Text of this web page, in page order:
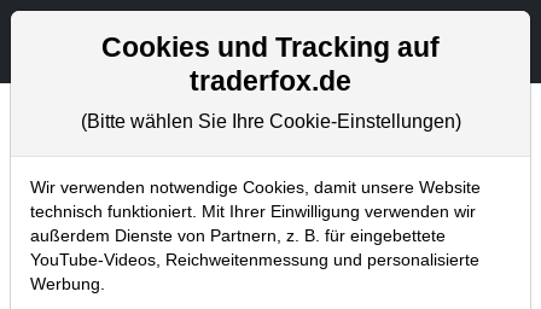
Aktien- und Artikelsuche
Trader-Blog
Home Blog Trader-Blog
Diese Aktien aus dem Silicon
Valley notieren gerade an ihren
Cookies und Tracking auf
traderfox.de
(Bitte wählen Sie Ihre Cookie-Einstellungen)
Wir verwenden notwendige Cookies, damit unsere Website
technisch funktioniert. Mit Ihrer Einwilligung verwenden wir
außerdem Dienste von Partnern, z. B. für eingebettete
YouTube-Videos, Reichweitenmessung und personalisierte
Werbung.